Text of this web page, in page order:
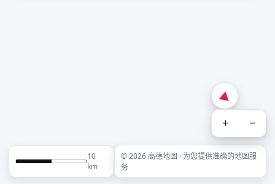
+ −
10
km
© 2026 高德地图 · 为您提供准确的地图服
务